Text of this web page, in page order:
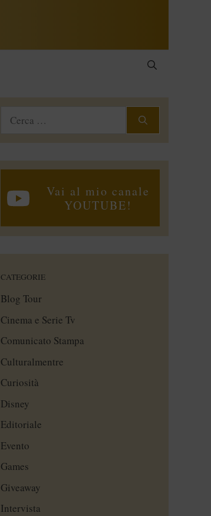
Ricerca
Vai al mio canale
YOUTUBE!
CATEGORIE
Blog Tour
Cinema e Serie Tv
Comunicato Stampa
Culturalmentre
Curiosità
Disney
Editoriale
Evento
Games
Giveaway
Intervista